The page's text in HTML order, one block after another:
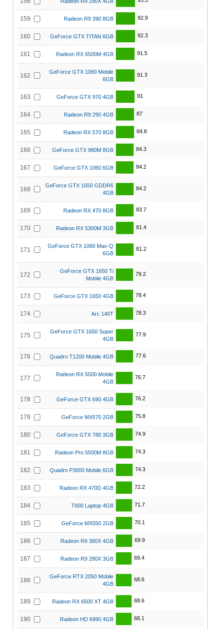
159 Radeon R9 390 8GB 92.9
160 GeForce GTX TITAN 6GB 92.3
161 Radeon RX 6500M 4GB 91.5
162
GeForce GTX 1060 Mobile
6GB
91.3
163 GeForce GTX 970 4GB 91
164 Radeon R9 290 4GB 87
165 Radeon RX 570 8GB 84.8
166 GeForce GTX 980M 8GB 84.3
167 GeForce GTX 1060 6GB 84.2
168
GeForce GTX 1650 GDDR6
4GB
84.2
169 Radeon RX 470 8GB 83.7
170 Radeon RX 5300M 3GB 81.4
171
GeForce GTX 1060 Max-Q
6GB
81.2
172
GeForce GTX 1650 Ti
Mobile 4GB
79.2
173 GeForce GTX 1650 4GB 78.4
174 Arc 140T 78.3
175
GeForce GTX 1650 Super
4GB
77.9
176 Quadro T1200 Mobile 4GB 77.6
177
Radeon RX 5500 Mobile
4GB
76.7
178 GeForce GTX 690 4GB 76.2
179 GeForce MX570 2GB 75.8
180 GeForce GTX 780 3GB 74.9
181 Radeon Pro 5500M 8GB 74.3
182 Quadro P3000 Mobile 6GB 74.3
183 Radeon RX 470D 4GB 72.2
184 T600 Laptop 4GB 71.7
185 GeForce MX550 2GB 70.1
186 Radeon R9 380X 4GB 69.9
187 Radeon R9 280X 3GB 69.4
188
GeForce RTX 2050 Mobile
4GB
68.6
189 Radeon RX 6500 XT 4GB 68.6
190 Radeon HD 6990 4GB 68.1